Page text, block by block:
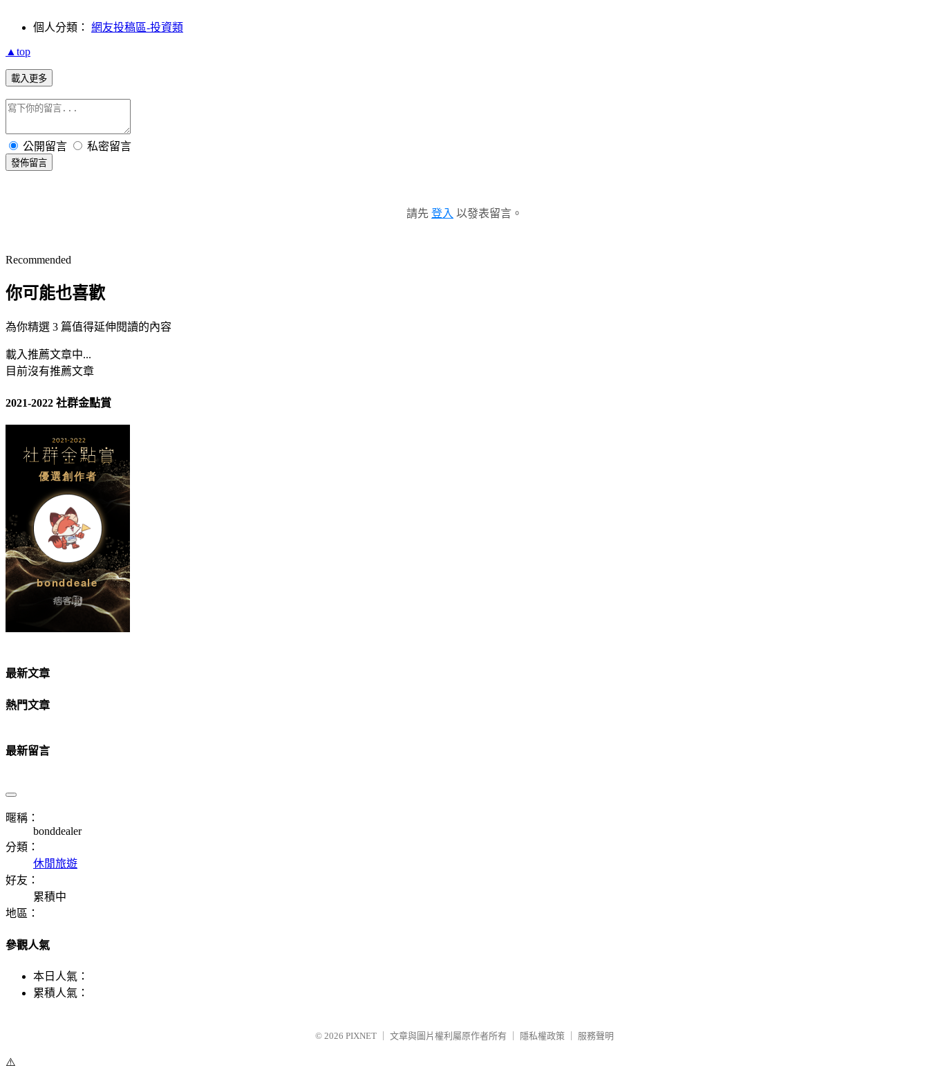
個人分類： 網友投稿區-投資類
▲top
載入更多
公開留言 私密留言
發佈留言
請先 登入 以發表留言。
Recommended
你可能也喜歡
為你精選 3 篇值得延伸閱讀的內容
載入推薦文章中...
目前沒有推薦文章
2021-2022 社群金點賞
最新文章
熱門文章
最新留言
暱稱：
bonddealer
分類：
休閒旅遊
好友：
累積中
地區：
參觀人氣
本日人氣：
累積人氣：
© 2026 PIXNET 文章與圖片權利屬原作者所有 隱私權政策 服務聲明
⚠️